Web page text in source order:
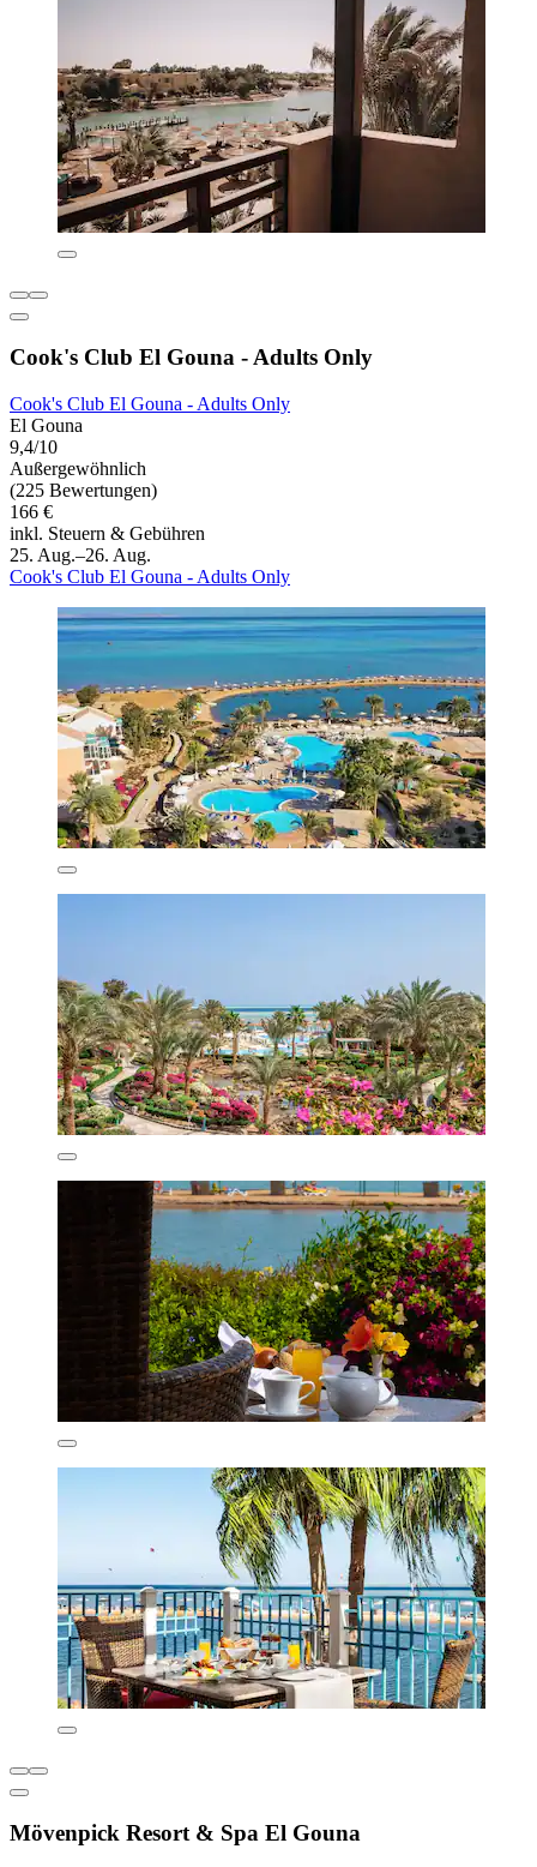
Cook's Club El Gouna - Adults Only
Cook's Club El Gouna - Adults Only
El Gouna
9,4/10
Außergewöhnlich
(225 Bewertungen)
166 €
inkl. Steuern & Gebühren
25. Aug.–26. Aug.
Cook's Club El Gouna - Adults Only
Mövenpick Resort & Spa El Gouna